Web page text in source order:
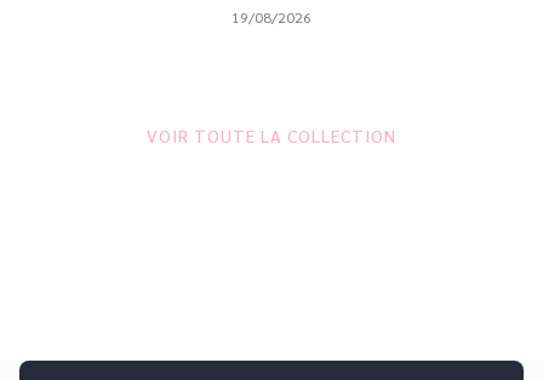
19/08/2026
VOIR TOUTE LA COLLECTION